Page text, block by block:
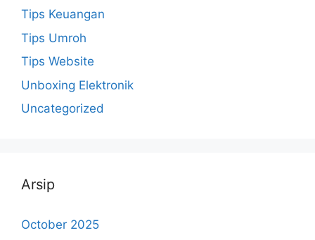
Tips Keuangan
Tips Umroh
Tips Website
Unboxing Elektronik
Uncategorized
Arsip
October 2025